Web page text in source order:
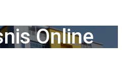
Online